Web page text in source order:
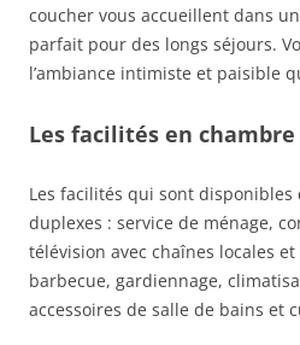
coucher vous accueillent dans
parfait pour des longs séjours.
l’ambiance intimiste et paisible
Les facilités en chambre
Les facilités qui sont
duplexes : service de ménage,
télévision avec chaînes locales
barbecue, gardiennage,
accessoires de salle de bains et